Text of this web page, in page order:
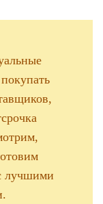
лучшими